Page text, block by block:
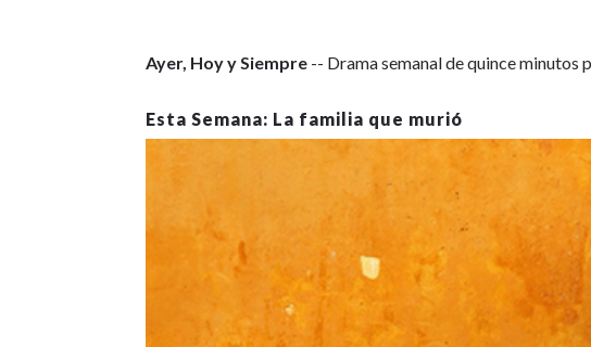
Ayer, Hoy y Siempre -- Drama semanal de quince minutos
La familia que murió